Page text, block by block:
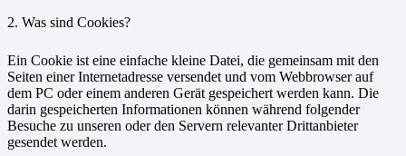
2. Was sind Cookies?
Ein Cookie ist eine einfache kleine Datei, die gemeinsam mit den
Seiten einer Internetadresse versendet und vom Webbrowser auf
dem PC oder einem anderen Gerät gespeichert werden kann. Die
darin gespeicherten Informationen können während folgender
Besuche zu unseren oder den Servern relevanter Drittanbieter
gesendet werden.